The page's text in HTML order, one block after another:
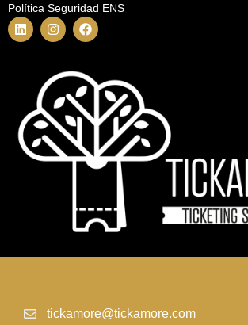
Política Seguridad ENS
tickamore@tickamore.com